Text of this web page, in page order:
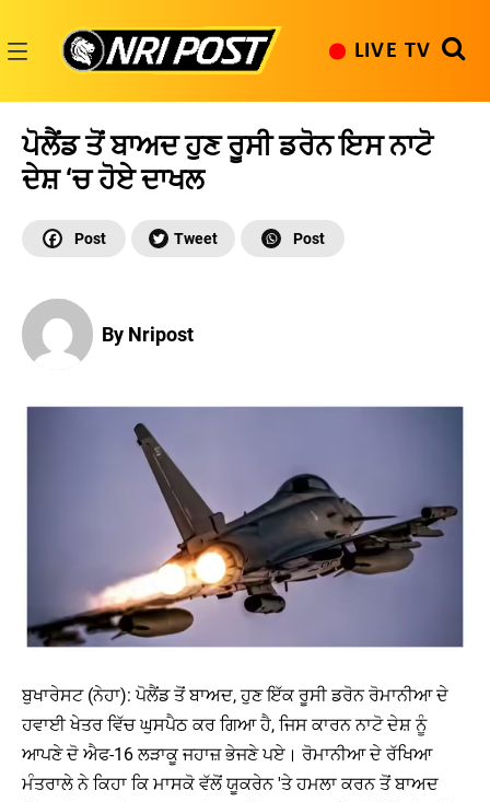
content
LIVE TV
ਪੋਲੈਂਡ ਤੋਂ ਬਾਅਦ ਹੁਣ ਰੂਸੀ ਡਰੋਨ ਇਸ ਨਾਟੋ
ਦੇਸ਼ ‘ਚ ਹੋਏ ਦਾਖਲ
By Nripost
ਬੁਖਾਰੇਸਟ (ਨੇਹਾ): ਪੋਲੈਂਡ ਤੋਂ ਬਾਅਦ, ਹੁਣ ਇੱਕ ਰੂਸੀ ਡਰੋਨ ਰੋਮਾਨੀਆ ਦੇ
ਹਵਾਈ ਖੇਤਰ ਵਿੱਚ ਘੁਸਪੈਠ ਕਰ ਗਿਆ ਹੈ, ਜਿਸ ਕਾਰਨ ਨਾਟੋ ਦੇਸ਼ ਨੂੰ
ਆਪਣੇ ਦੋ ਐਫ-16 ਲੜਾਕੂ ਜਹਾਜ਼ ਭੇਜਣੇ ਪਏ। ਰੋਮਾਨੀਆ ਦੇ ਰੱਖਿਆ
ਮੰਤਰਾਲੇ ਨੇ ਕਿਹਾ ਕਿ ਮਾਸਕੋ ਵੱਲੋਂ ਯੂਕਰੇਨ 'ਤੇ ਹਮਲਾ ਕਰਨ ਤੋਂ ਬਾਅਦ